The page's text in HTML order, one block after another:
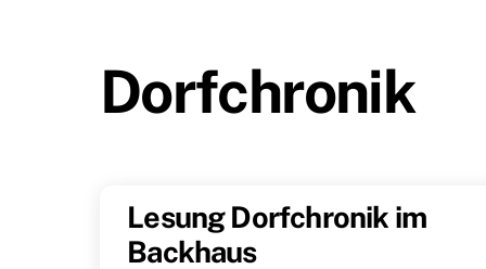
Dorfchronik
Lesung Dorfchronik im
Backhaus